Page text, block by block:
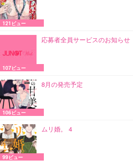
121ビュー
応募者全員サービスのお知らせ
107ビュー
8月の発売予定
106ビュー
ムリ婚。 4
99ビュー